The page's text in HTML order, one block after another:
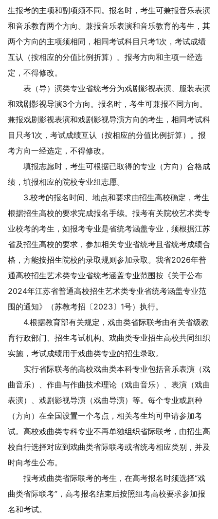
生报考的主项和副项须不同。报名时， 考生可兼报音乐表演
和音乐教育两个方向。兼报音乐表演和音乐教育的考生，其
两个方向的主项须相同，相同考试科目只考1次，考试成绩
互认（按相应的分值比例折算）。报考方向和主项一经选
定，不得修改。
表（导）演类专业省统考分为戏剧影视表演、服装表演
和戏剧影视导演3个方向。报名时， 考生可兼报不同方向。
兼报戏剧影视表演和戏剧影视导演方向的考生，相同考试科
目只考1次，考试成绩互认（按相应的分值比例折算）。报
考方向一经选定，不得修改。
填报志愿时，考生可根据已取得的专业（方向）合格成
绩，填报相应的院校专业组志愿。
3.校考的报名时间、地点和要求由招生高校确定，考生
根据招生高校的要求完成报名手续。 报考有关院校艺术类专
业校考的考生，如报考专业是省统考涵盖专业，须根据江苏
省及招生高校的要求，参加相关专业省统考且省统考成绩合
格，方能按招生院校的录取规则参加录取。 我省2026年普
通高校招生艺术类专业省统考涵盖专业范围按《关于公布
2024年江苏省普通高校招生艺术类专业省统考涵盖专业范
围的通知》（苏教考招〔2023〕 1号）执行。
4.根据教育部有关规定，戏曲类省际联考由有关省级教
育行政部门、招生考试机构、戏曲类专业招生高校共同组织
实施，考试成绩用于戏曲类专业的招生录取。
实行省际联考的高校戏曲类本科专业包括音乐表演（戏
曲音乐）、作曲与作曲技术理论（戏曲音乐）、表演（戏曲
表演）、戏剧影视导演（戏曲导演）等。每个专业或剧种
（方向）在全国设置一个考点，相关考生均可申请参加考
试。高校戏曲类专科专业不再单独组织省际联考，由招生高
校自行选择对应到戏曲类省际联考或省统考相应类别 ，并及
时向考生公布。
报考戏曲类省际联考的考生，在高考报名时须选择“戏
曲类省际联考” ， 高考报名结束后按照组考高校要求参加报
名和考试。